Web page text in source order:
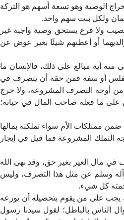
الوصية وهو تسعة أسهم هو التركة
ولكل بنت سهم واحد.
ولا فرع يستحق وصية واجبة غير
أو أعطتهم شيئًا بغير عوض عن
منه أية مبالغ على ذلك، فالإنسان ما
أو سفه فمن حقه أن يتصرف في
من أوجه التصرف المشروعة، ولا حرج
على ما فعله صاحب المال في حياته؛
ضمن ممتلكات الأم سواء تملكته بمالها
المشروعة فما قيل في إيجار
في مال الغير بغير حق، وقد نهى الله
وسلم عن مثل هذا التصرف، وليس
كل شيء.
يجب على من يقوم بتحصيله أن يوزعه
الناس بالباطل؛ لقول سيدنا رسول